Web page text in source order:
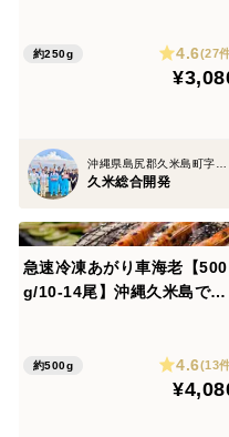
m】【真空パック】【お刺身
可】【熨斗可※名入れ不可
約250g 4.6(27
久米総合開発
急速冷凍あがり車海老【500
g/10-14尾】沖縄久米島で育
m】【加熱調理用】【専用化
粧箱】【熨斗可※名入れ不
約500g 4.6(13